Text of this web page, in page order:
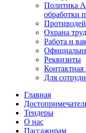
Политика
обработки
Охрана
Работа и
Реквизиты
Для
Главная
Тендеры
О нас
Пассажирам